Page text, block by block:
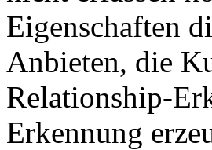
Eigenschaften
Anbieten, die
Relationship-
Erkennung